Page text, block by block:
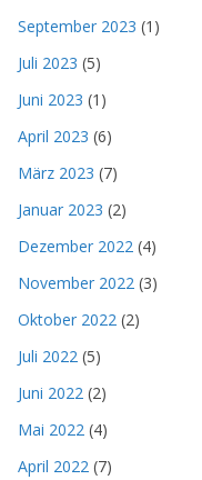
September 2023 (1)
Juli 2023 (5)
Juni 2023 (1)
April 2023 (6)
März 2023 (7)
Januar 2023 (2)
Dezember 2022 (4)
November 2022 (3)
Oktober 2022 (2)
Juli 2022 (5)
Juni 2022 (2)
Mai 2022 (4)
April 2022 (7)